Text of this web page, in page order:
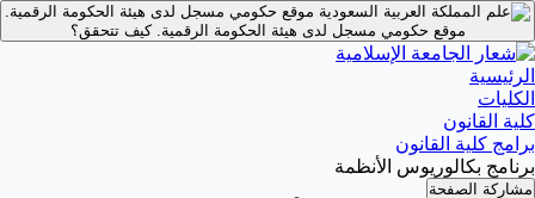
موقع حكومي مسجل لدى هيئة الحكومة الرقمية.
موقع حكومي مسجل لدى هيئة الحكومة الرقمية.كيف تتحقق؟
الرئيسية
الكليات
كلية القانون
برامج كلية القانون
برنامج بكالوريوس الأنظمة
مشاركة الصفحة